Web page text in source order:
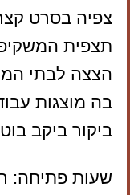
צפיה בסרט
תצפית
הצצה לבתי
בה מוצגות
ביקור ביקב
שעות פתיחה: ראשון